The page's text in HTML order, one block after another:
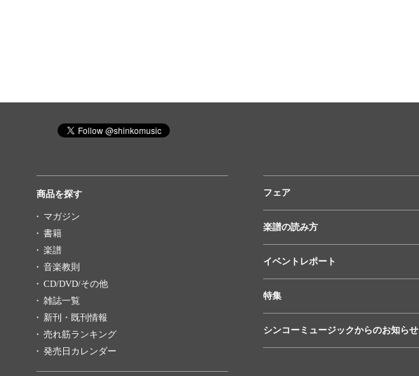
商品を探す
マガジン
書籍
楽譜
音楽教則
CD/DVD/その他
雑誌一覧
新刊・既刊情報
売れ筋ランキング
発売日カレンダー
フェア
楽譜の読み方
イベントレポート
特集
シンコーミュージックからのお知らせ